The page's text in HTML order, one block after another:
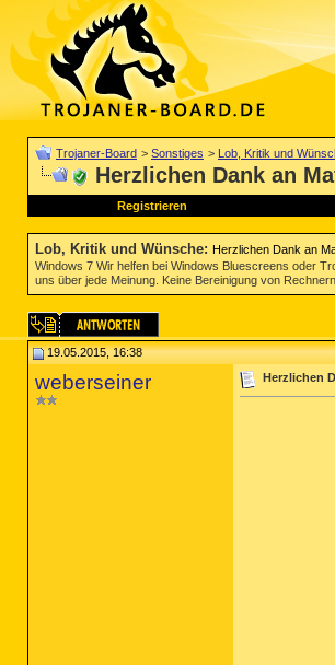
Trojaner-Board > Sonstiges > Lob, Kritik und
Herzlichen Dank an
Registrieren
Lob, Kritik und Wünsche: Herzlichen Dank an
Windows 7 Wir helfen bei Windows Bluescreens oder
uns über jede Meinung. Keine Bereinigung von
19.05.2015, 16:38
weberseiner Herzlichen